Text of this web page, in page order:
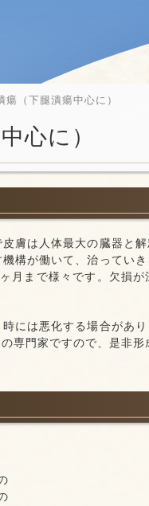
瘍（下腿潰瘍中心に）
心に）
膚は人体最大の臓器と
構が働いて、治ってい
月まで様々です。欠損
には悪化する場合があ
専門家ですので、是非形